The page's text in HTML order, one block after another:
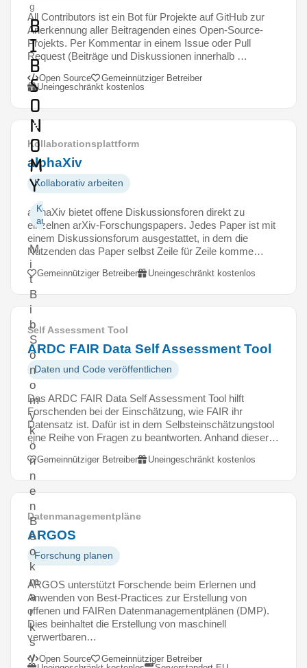
g
B
i
b
S
o
n
o
m
y
Kollaborativ
arbeiten
M
i
t
B
i
b
S
o
n
o
m
y
k
ö
n
n
e
n
B
o
o
k
m
a
r
k
s
v
All Contributors ist ein Bot für Projekte auf GitHub zur
Anerkennung aller Beitragenden eines Open-Source-
Projekts. Per Kommentar in einem Issue oder Pull
Request (Beiträge und Diskussionen innerhalb …
Open Source
Gemeinnütziger Betreiber
Uneingeschränkt kostenlos
Kollaborationsplattform
alphaXiv
Kollaborativ arbeiten
alphaXiv bietet offene Diskussionsforen direkt zu
einzelnen arXiv-Forschungspapers. Jedes Paper ist mit
einem Diskussionsforum ausgestattet, in dem die
Nutzenden das Paper selbst Zeile für Zeile komme…
Gemeinnütziger Betreiber Uneingeschränkt kostenlos
Self Assessment Tool
ARDC FAIR Data Self Assessment Tool
Daten und Code veröffentlichen
Das ARDC FAIR Data Self Assessment Tool hilft
Forschenden bei der Einschätzung, wie FAIR ihr
Datensatz ist. Dafür ist in dem Selbsteinschätzungstool
eine Reihe von Fragen zu beantworten. Anhand dieser…
Gemeinnütziger Betreiber Uneingeschränkt kostenlos
Datenmanagementpläne
ARGOS
Forschung planen
ARGOS unterstützt Forschende beim Erlernen und
Anwenden von Best-Practices zur Erstellung von
offenen und FAIRen Datenmanagementplänen (DMP).
Dies beinhaltet die Erstellung von maschinell
verwertbaren…
Open Source
Gemeinnütziger Betreiber